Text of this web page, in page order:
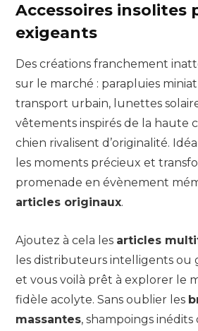
Accessoires insolites
exigeants
Des créations franchement
sur le marché : parapluies
transport urbain, lunettes
vêtements inspirés de la haute
chien rivalisent d’originalité.
les moments précieux et
promenade en évènement
articles originaux.
Ajoutez à cela les articles
les distributeurs intelligents ou
et vous voilà prêt à explorer le
fidèle acolyte. Sans oublier les
massantes, shampoings inédits